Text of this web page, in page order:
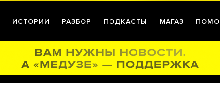
ИСТОРИИ РАЗБОР ПОДКАСТЫ МАГАЗ